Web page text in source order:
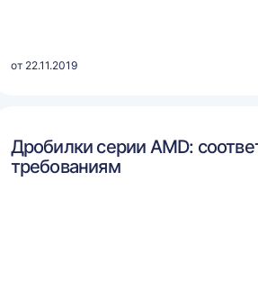
от 22.11.2019
Дробилки серии AMD:
требованиям